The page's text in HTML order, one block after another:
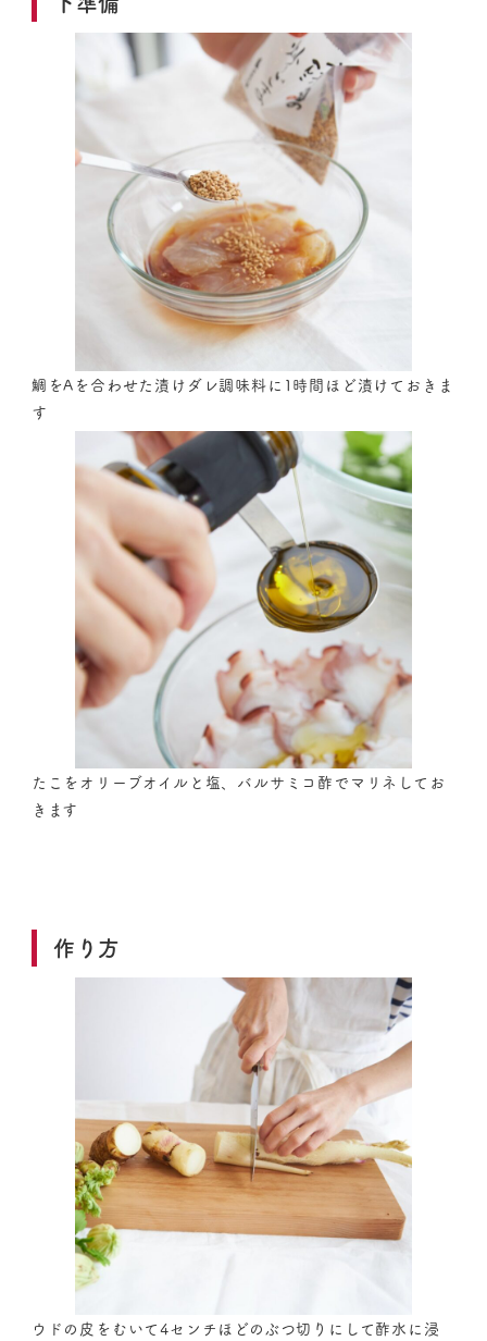
鯛をAを合わせた漬けダレ調味料に1時間ほど漬けておきま
す
たこをオリーブオイルと塩、バルサミコ酢でマリネしてお
きます
作り方
ウドの皮をむいて4センチほどのぶつ切りにして酢水に浸